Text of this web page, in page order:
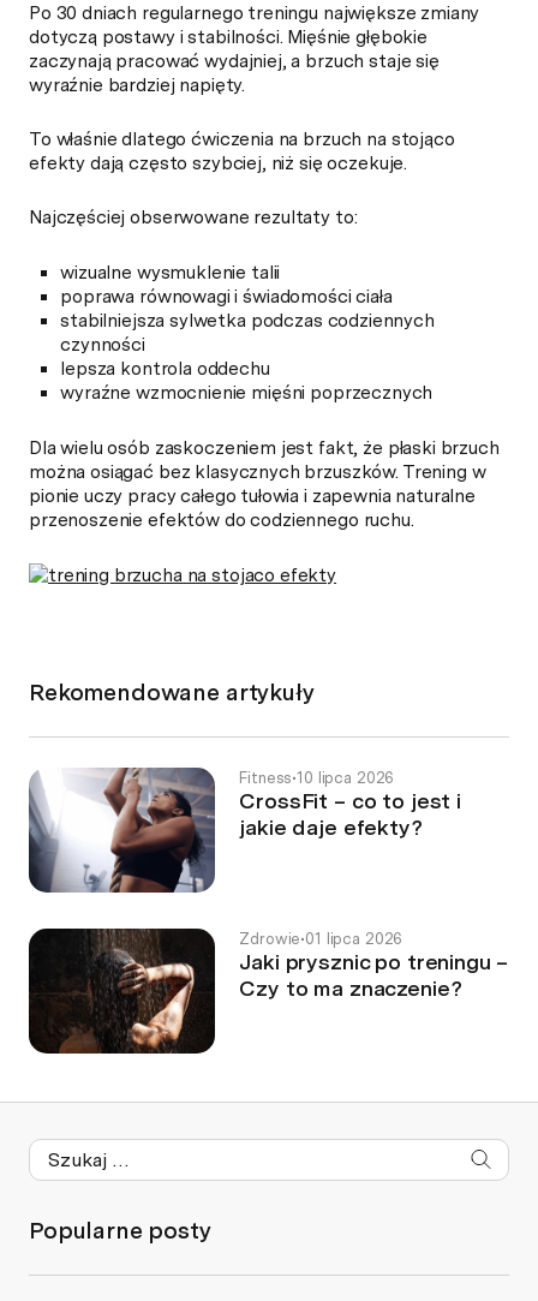
Po 30 dniach regularnego treningu największe zmiany
dotyczą postawy i stabilności. Mięśnie głębokie
zaczynają pracować wydajniej, a brzuch staje się
wyraźnie bardziej napięty.
To właśnie dlatego ćwiczenia na brzuch na stojąco
efekty dają często szybciej, niż się oczekuje.
Najczęściej obserwowane rezultaty to:
wizualne wysmuklenie talii
poprawa równowagi i świadomości ciała
stabilniejsza sylwetka podczas codziennych
czynności
lepsza kontrola oddechu
wyraźne wzmocnienie mięśni poprzecznych
Dla wielu osób zaskoczeniem jest fakt, że płaski brzuch
można osiągać bez klasycznych brzuszków. Trening w
pionie uczy pracy całego tułowia i zapewnia naturalne
przenoszenie efektów do codziennego ruchu.
Rekomendowane artykuły
Fitness•10 lipca 2026
CrossFit – co to jest i
jakie daje efekty?
Zdrowie•01 lipca 2026
Jaki prysznic po treningu –
Czy to ma znaczenie?
Popularne posty